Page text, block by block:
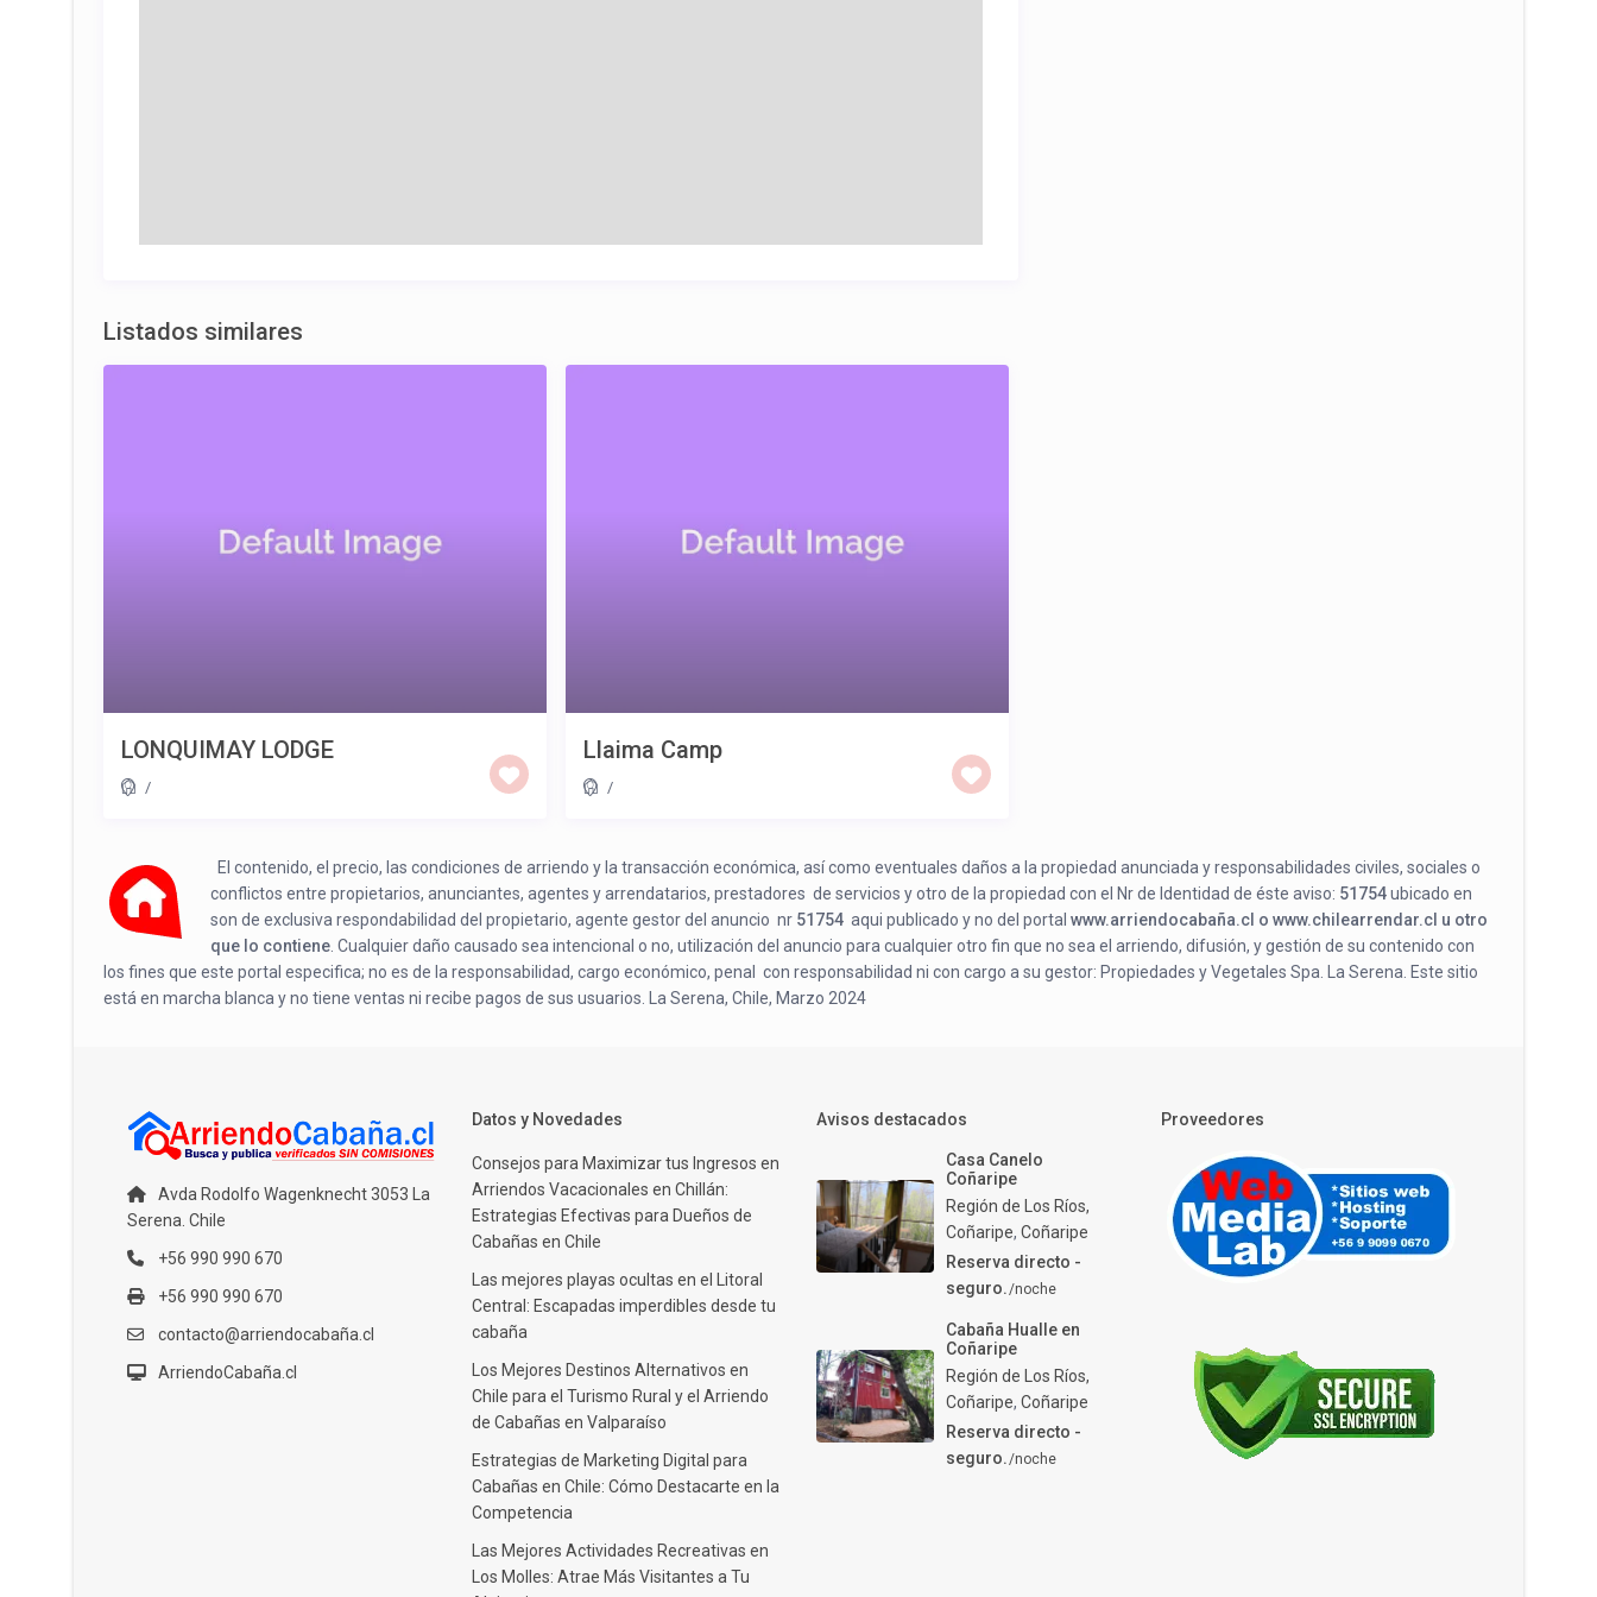
Listados similares
LONQUIMAY LODGE
/
Llaima Camp
/
El contenido, el precio, las condiciones de arriendo y la transacción económica, así como eventuales daños a la propiedad anunciada y responsabilidades civiles, sociales o
conflictos entre propietarios, anunciantes, agentes y arrendatarios, prestadores de servicios y otro de la propiedad con el Nr de Identidad de éste aviso: 51754ubicado en
son de exclusiva respondabilidad del propietario, agente gestor del anuncio nr 51754 aqui publicado y no del portal www.arriendocabaña.cl o www.chilearrendar.cl u otro
que lo contiene . Cualquier daño causado sea intencional o no, utilización del anuncio para cualquier otro fin que no sea el arriendo, difusión, y gestión de su contenido con
los fines que este portal especifica; no es de la responsabilidad, cargo económico, penal con responsabilidad ni con cargo a su gestor: Propiedades y Vegetales Spa. La Serena. Este sitio
está en marcha blanca y no tiene ventas ni recibe pagos de sus usuarios. La Serena, Chile, Marzo 2024
Avda Rodolfo Wagenknecht 3053 La
Serena. Chile
+56 990 990 670
+56 990 990 670
contacto@arriendocabaña.cl
ArriendoCabaña.cl
Datos y Novedades
Consejos para Maximizar tus Ingresos en
Arriendos Vacacionales en Chillán:
Estrategias Efectivas para Dueños de
Cabañas en Chile
Las mejores playas ocultas en el Litoral
Central: Escapadas imperdibles desde tu
cabaña
Los Mejores Destinos Alternativos en
Chile para el Turismo Rural y el Arriendo
de Cabañas en Valparaíso
Estrategias de Marketing Digital para
Cabañas en Chile: Cómo Destacarte en la
Competencia
Las Mejores Actividades Recreativas en
Los Molles: Atrae Más Visitantes a Tu
Avisos destacados
Casa Canelo
Coñaripe
Región de Los Ríos,
Coñaripe,Coñaripe
Reserva directo -
seguro./noche
Cabaña Hualle en
Coñaripe
Región de Los Ríos,
Coñaripe,Coñaripe
Reserva directo -
seguro./noche
Proveedores